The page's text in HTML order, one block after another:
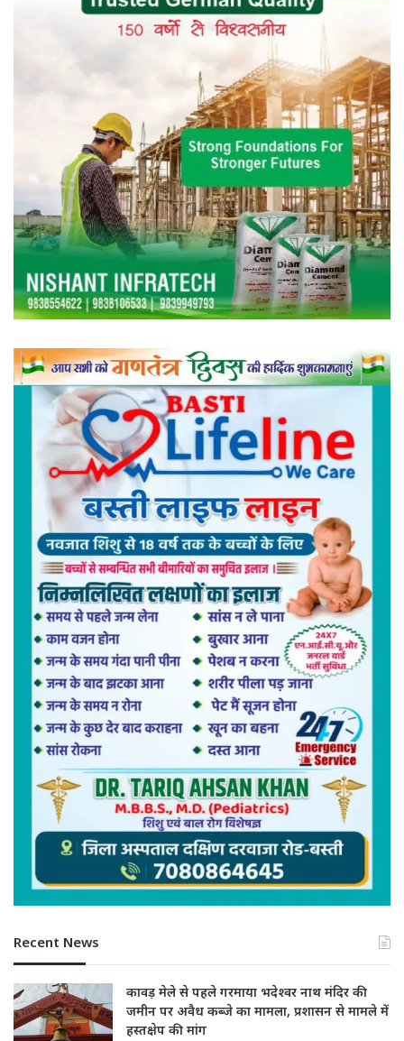
Recent News
कावड़ मेले से पहले गरमाया भदेश्वर नाथ मंदिर की
जमीन पर अवैध कब्जे का मामला, प्रशासन से मामले में
हस्तक्षेप की मांग